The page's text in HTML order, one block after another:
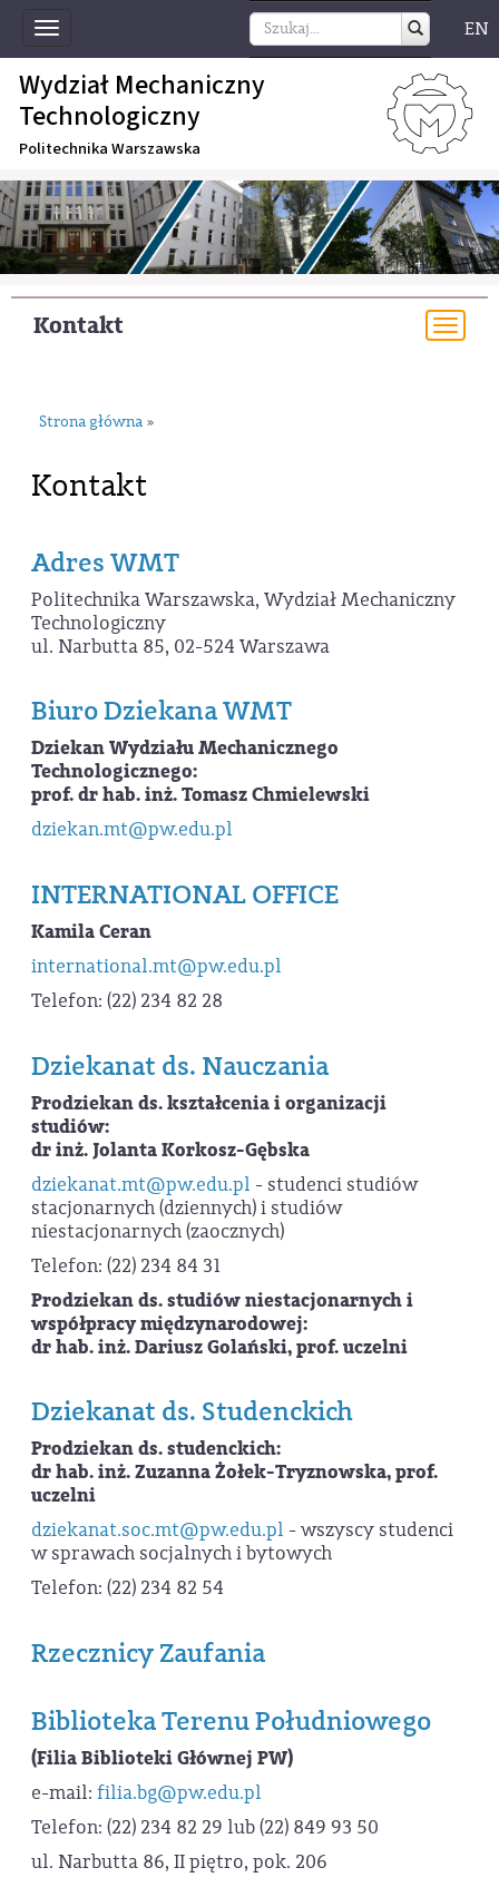
Toggle
navigation
EN
Wydział Mechaniczny
Technologiczny
Politechnika Warszawska
Kontakt
Strona główna »
Kontakt
Adres WMT
Politechnika Warszawska, Wydział Mechaniczny
Technologiczny
ul. Narbutta 85, 02-524 Warszawa
Biuro Dziekana WMT
Dziekan Wydziału Mechanicznego
Technologicznego:
prof.dr hab. inż. Tomasz Chmielewski
dziekan.mt@pw.edu.pl
INTERNATIONAL OFFICE
Kamila Ceran
international.mt@pw.edu.pl
Telefon: (22) 234 82 28
Dziekanat ds. Nauczania
Prodziekan ds. kształcenia i organizacji
studiów:
dr inż. Jolanta Korkosz-Gębska
dziekanat.mt@pw.edu.pl - studenci studiów
stacjonarnych (dziennych) i studiów
niestacjonarnych (zaocznych)
Telefon: (22) 234 84 31
Prodziekan ds.studiów niestacjonarnych i
współpracy międzynarodowej:
dr hab. inż. Dariusz Golański, prof. uczelni
Dziekanat ds. Studenckich
Prodziekan ds. studenckich:
dr hab. inż. Zuzanna Żołek-Tryznowska, prof.
uczelni
dziekanat.soc.mt@pw.edu.pl - wszyscy studenci
w sprawach socjalnych i bytowych
Telefon: (22) 234 82 54
Rzecznicy Zaufania
Biblioteka Terenu Południowego
(Filia Biblioteki Głównej PW)
e-mail: filia.bg@pw.edu.pl
Telefon: (22) 234 82 29 lub (22) 849 93 50
ul. Narbutta 86, II piętro, pok. 206